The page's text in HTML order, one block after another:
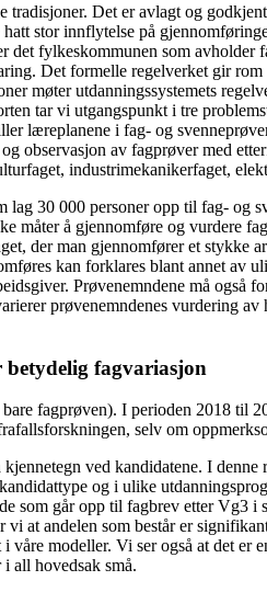
Det er avlagt og
stor innflytelse på
fylkeskommunen som avholder
Det formelle regelverket gir
møter utdanningssystemets
tar vi utgangspunkt i tre
læreplanene i fag- og
observasjon av fagprøver med
industrimekanikerfaget,
30 000 personer opp til fag- og
måter å gjennomføre og vurdere
der man gjennomfører et
kan forklares blant annet av
Prøvenemndene må
prøvenemndenes vurdering
betydelig fagvariasjon
fagprøven). I perioden 2018 til
selv om
ved kandidatene. I
og i ulike
som går opp til fagbrev etter Vg3
at andelen som består er
modeller. Vi ser også at det
all hovedsak små.